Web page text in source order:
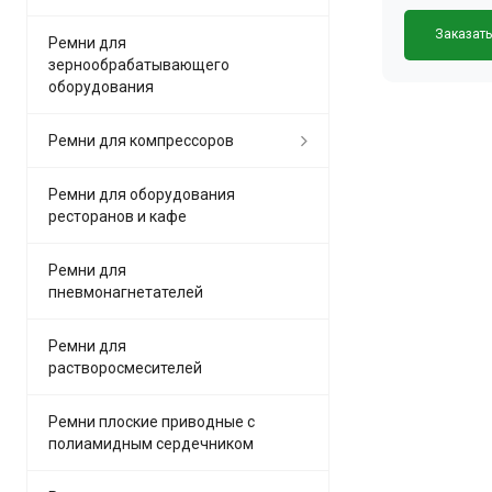
Заказать
Ремни для
зернообрабатывающего
оборудования
Ремни для компрессоров
Ремни для оборудования
ресторанов и кафе
Ремни для
пневмонагнетателей
Ремни для
растворосмесителей
Ремни плоские приводные с
полиамидным сердечником